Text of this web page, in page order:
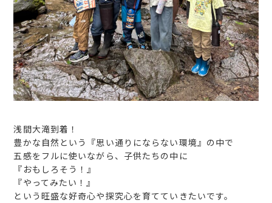
浅間大滝到着！
豊かな自然という『思い通りにならない環境』の中で
五感をフルに使いながら、子供たちの中に
『おもしろそう！』
『やってみたい！』
という旺盛な好奇心や探究心を育てていきたいです。